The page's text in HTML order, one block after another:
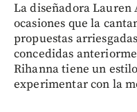
La diseñadora Lauren
ocasiones que la
propuestas
concedidas
Rihanna tiene un
experimentar con la